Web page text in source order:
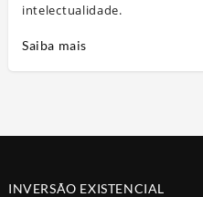
intelectualidade.
Saiba mais
INVERSÃO EXISTENCIAL